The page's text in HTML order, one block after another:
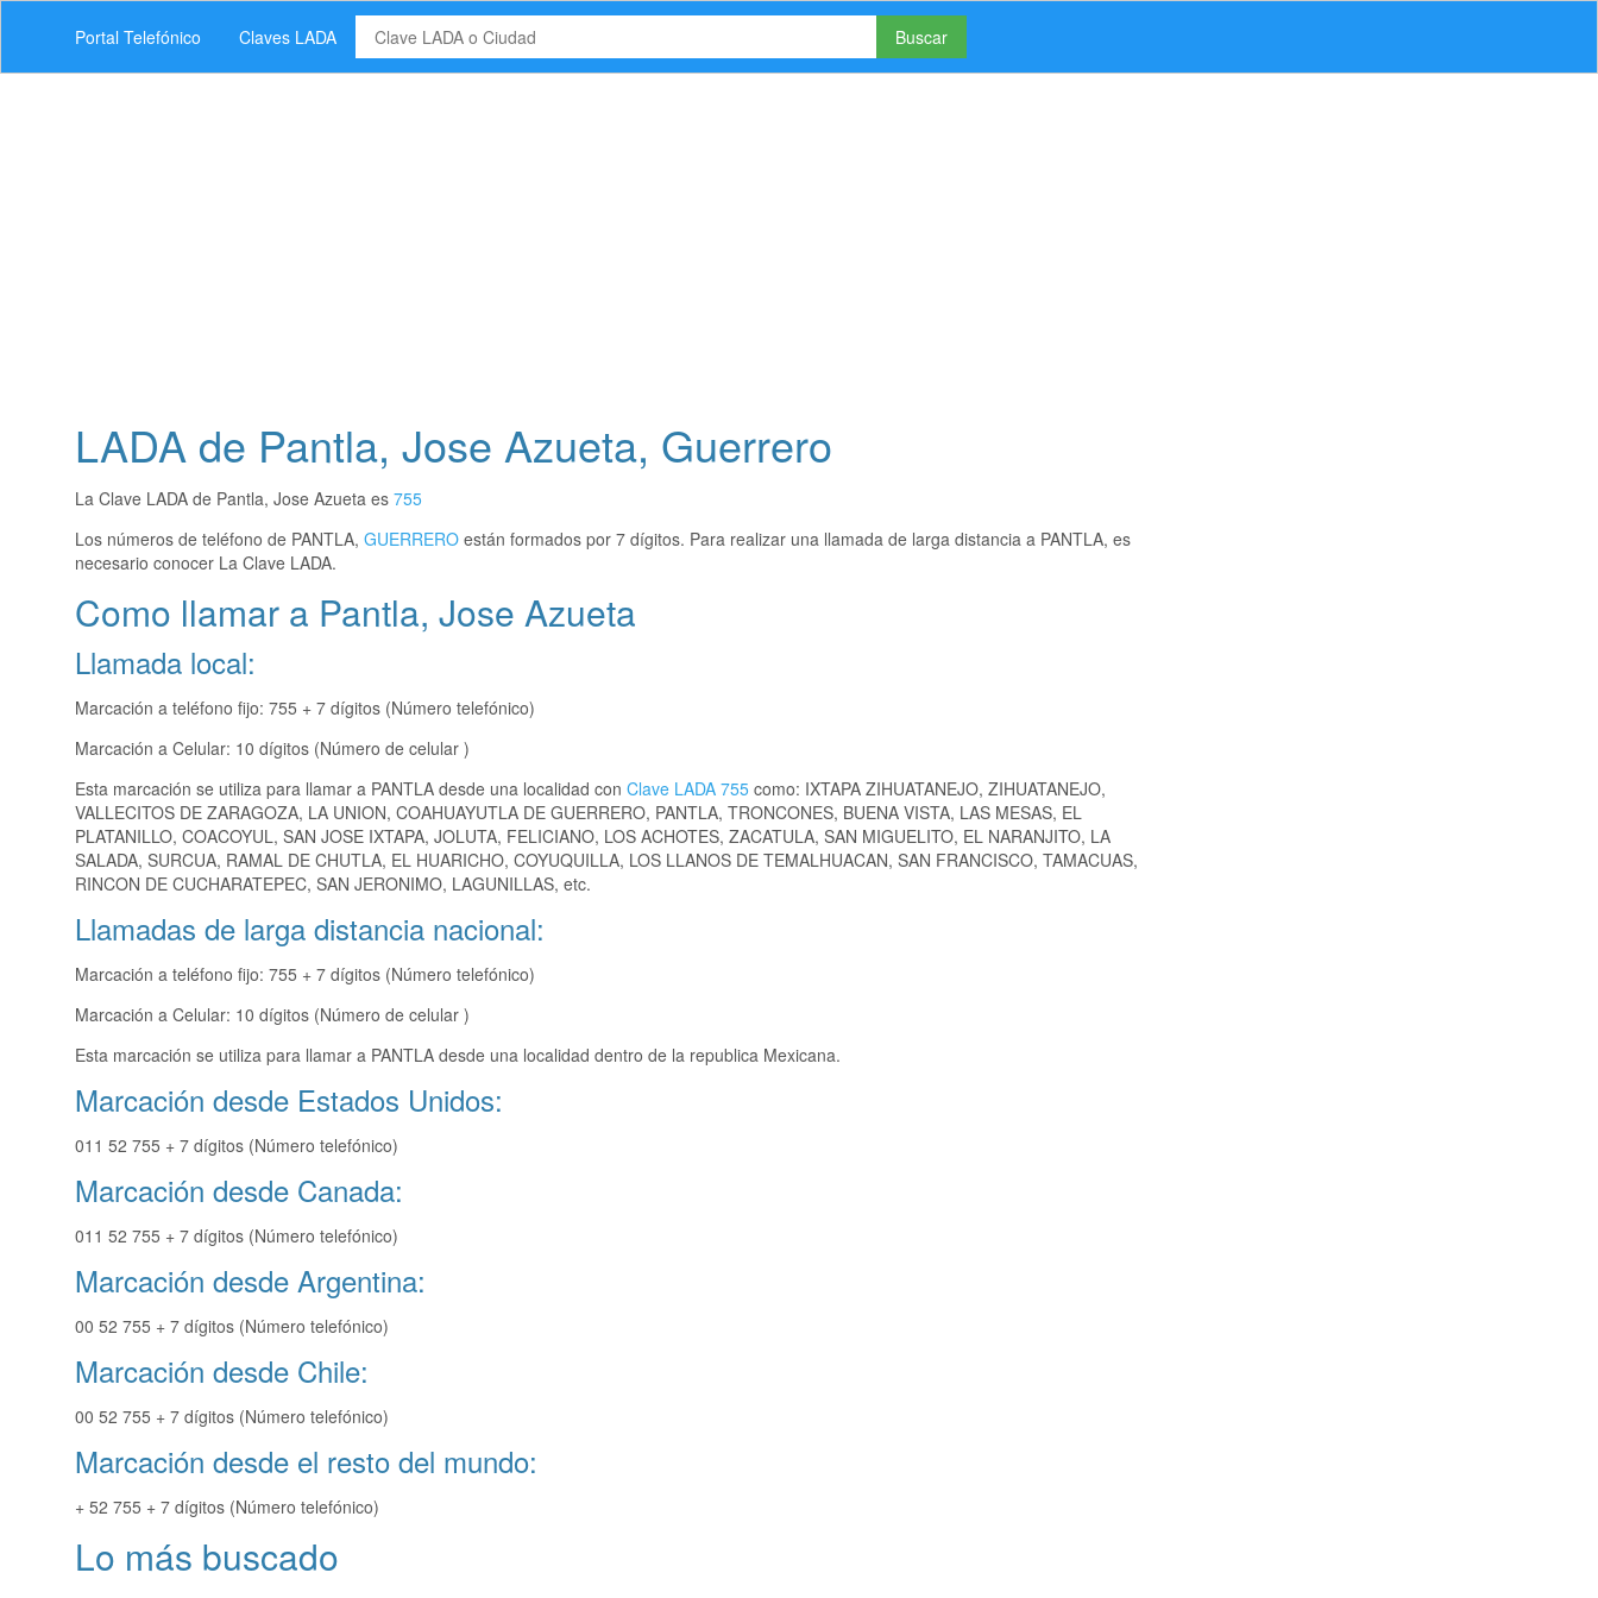
Portal Telefónico Claves LADA Buscar
LADA de Pantla, Jose Azueta, Guerrero
La Clave LADA de Pantla, Jose Azueta es 755
Los números de teléfono de PANTLA, GUERRERO están formados por 7 dígitos. Para realizar una llamada de larga distancia a PANTLA, es
necesario conocer La Clave LADA.
Como llamar a Pantla, Jose Azueta
Llamada local:
Marcación a teléfono fijo: 755 + 7 dígitos (Número telefónico)
Marcación a Celular: 10 dígitos (Número de celular )
Esta marcación se utiliza para llamar a PANTLA desde una localidad con Clave LADA 755 como: IXTAPA ZIHUATANEJO, ZIHUATANEJO,
VALLECITOS DE ZARAGOZA, LA UNION, COAHUAYUTLA DE GUERRERO, PANTLA, TRONCONES, BUENA VISTA, LAS MESAS, EL
PLATANILLO, COACOYUL, SAN JOSE IXTAPA, JOLUTA, FELICIANO, LOS ACHOTES, ZACATULA, SAN MIGUELITO, EL NARANJITO, LA
SALADA, SURCUA, RAMAL DE CHUTLA, EL HUARICHO, COYUQUILLA, LOS LLANOS DE TEMALHUACAN, SAN FRANCISCO, TAMACUAS,
RINCON DE CUCHARATEPEC, SAN JERONIMO, LAGUNILLAS, etc.
Llamadas de larga distancia nacional:
Marcación a teléfono fijo: 755 + 7 dígitos (Número telefónico)
Marcación a Celular: 10 dígitos (Número de celular )
Esta marcación se utiliza para llamar a PANTLA desde una localidad dentro de la republica Mexicana.
Marcación desde Estados Unidos:
011 52 755 + 7 dígitos (Número telefónico)
Marcación desde Canada:
011 52 755 + 7 dígitos (Número telefónico)
Marcación desde Argentina:
00 52 755 + 7 dígitos (Número telefónico)
Marcación desde Chile:
00 52 755 + 7 dígitos (Número telefónico)
Marcación desde el resto del mundo:
+ 52 755 + 7 dígitos (Número telefónico)
Lo más buscado